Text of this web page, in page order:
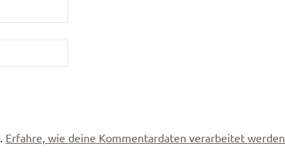
Erfahre, wie deine Kommentardaten verarbeitet werden.